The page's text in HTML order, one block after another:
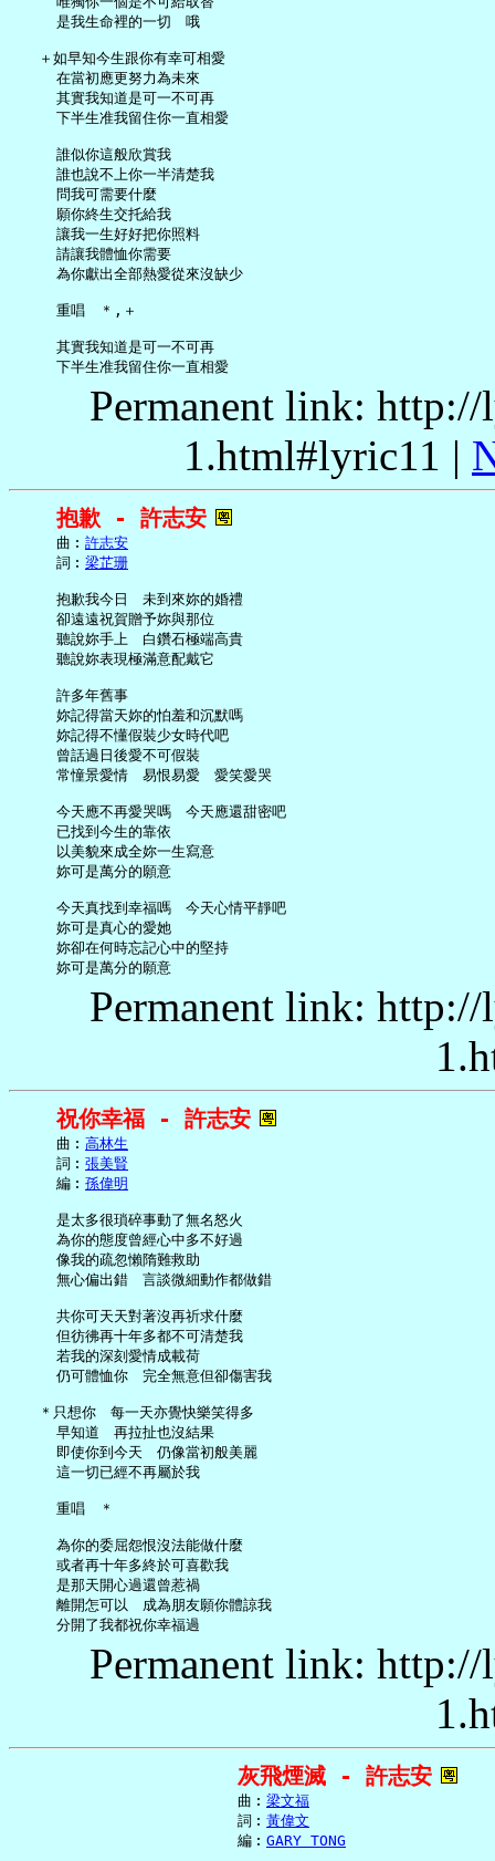
     是我生命裡的一切　哦
   ＋如早知今生跟你有幸可相愛
     在當初應更努力為未來
     其實我知道是可一不可再
     下半生准我留住你一直相愛
     誰似你這般欣賞我
     誰也說不上你一半清楚我
     問我可需要什麼
     願你終生交托給我
     讓我一生好好把你照料
     請讓我體恤你需要
     為你獻出全部熱愛從來沒缺少
     重唱　＊,＋
     其實我知道是可一不可再
Permanent link:
1.html#lyric11 |
抱歉 - 許志安
     曲︰
許志安
     詞︰
梁芷珊
     抱歉我今日　未到來妳的婚禮
     卻遠遠祝賀贈予妳與那位
     聽說妳手上　白鑽石極端高貴
     聽說妳表現極滿意配戴它
     許多年舊事
     妳記得當天妳的怕羞和沉默嗎
     妳記得不懂假裝少女時代吧
     曾話過日後愛不可假裝
     常憧景愛情　易恨易愛　愛笑愛哭
     今天應不再愛哭嗎　今天應還甜密吧
     已找到今生的靠依
     以美貌來成全妳一生寫意
     妳可是萬分的願意
     今天真找到幸福嗎　今天心情平靜吧
     妳可是真心的愛她
     妳卻在何時忘記心中的堅持
Permanent link:
祝你幸福 - 許志安
     曲︰
高林生
     詞︰
張美賢
     編︰
孫偉明
     是太多很瑣碎事動了無名怒火
     為你的態度曾經心中多不好過
     像我的疏忽懶隋難救助
     無心偏出錯　言談微細動作都做錯
     共你可天天對著沒再祈求什麼
     但彷彿再十年多都不可清楚我
     若我的深刻愛情成載荷
     仍可體恤你　完全無意但卻傷害我
   ＊只想你　每一天亦覺快樂笑得多
     早知道　再拉扯也沒結果
     即使你到今天　仍像當初般美麗
     這一切已經不再屬於我
     重唱　＊
     為你的委屈怨恨沒法能做什麼
     或者再十年多終於可喜歡我
     是那天開心過還曾惹禍
     離開怎可以　成為朋友願你體諒我
Permanent link:
灰飛煙滅 - 許志安
     曲︰
梁文福
     詞︰
黃偉文
     編︰
GARY TONG